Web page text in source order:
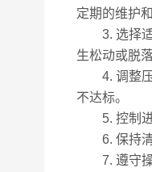
定期的维护
3. 选择适
生松动或脱落
4. 调整压
不达标。
5. 控制进
6. 保持清
7. 遵守操